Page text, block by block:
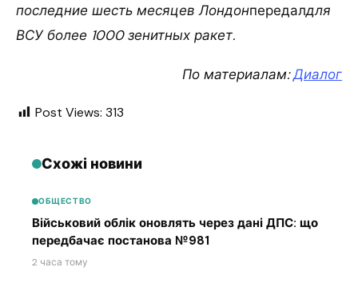
последние шесть месяцев Лондонпередалдля
ВСУ более 1000 зенитных ракет.
По материалам:Диалог
Post Views: 313
Схожі новини
ОБЩЕСТВО
Військовий облік оновлять через дані ДПС: що
передбачає постанова №981
2 часа тому